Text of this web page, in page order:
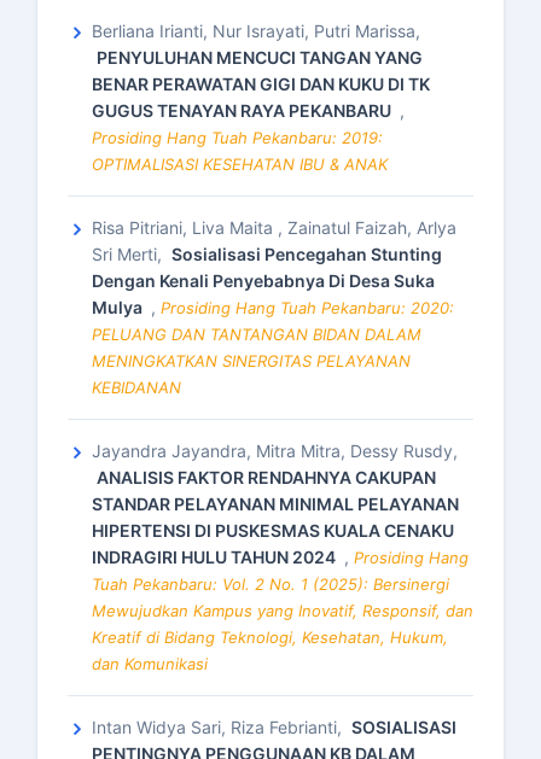
Berliana Irianti, Nur Israyati, Putri Marissa,
PENYULUHAN MENCUCI TANGAN YANG
BENAR PERAWATAN GIGI DAN KUKU DI TK
GUGUS TENAYAN RAYA PEKANBARU ,
Prosiding Hang Tuah Pekanbaru: 2019:
OPTIMALISASI KESEHATAN IBU & ANAK
Risa Pitriani, Liva Maita , Zainatul Faizah, Arlya
Sri Merti, Sosialisasi Pencegahan Stunting
Dengan Kenali Penyebabnya Di Desa Suka
Mulya , Prosiding Hang Tuah Pekanbaru: 2020:
PELUANG DAN TANTANGAN BIDAN DALAM
MENINGKATKAN SINERGITAS PELAYANAN
KEBIDANAN
Jayandra Jayandra, Mitra Mitra, Dessy Rusdy,
ANALISIS FAKTOR RENDAHNYA CAKUPAN
STANDAR PELAYANAN MINIMAL PELAYANAN
HIPERTENSI DI PUSKESMAS KUALA CENAKU
INDRAGIRI HULU TAHUN 2024 , Prosiding Hang
Tuah Pekanbaru: Vol. 2 No. 1 (2025): Bersinergi
Mewujudkan Kampus yang Inovatif, Responsif, dan
Kreatif di Bidang Teknologi, Kesehatan, Hukum,
dan Komunikasi
Intan Widya Sari, Riza Febrianti, SOSIALISASI
PENTINGNYA PENGGUNAAN KB DALAM